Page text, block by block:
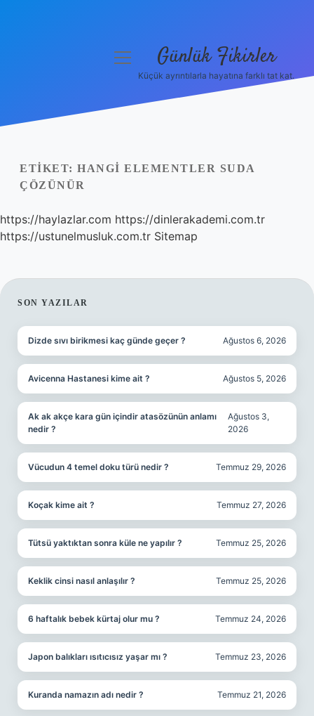
Yasal Uyarı
menüyü Günlük Fikirler
Küçük ayrıntılarla hayatına farklı tat kat.
ETIKET: HANGI ELEMENTLER SUDA
ÇÖZÜNÜR
https://haylazlar.com https://dinlerakademi.com.tr
https://ustunelmusluk.com.tr Sitemap
SIDEBAR
SON YAZILAR
Dizde sıvı birikmesi kaç günde geçer ? Ağustos 6, 2026
Avicenna Hastanesi kime ait ? Ağustos 5, 2026
Ak ak akçe kara gün içindir atasözünün anlamı
nedir ?
Ağustos 3,
2026
Vücudun 4 temel doku türü nedir ? Temmuz 29, 2026
Koçak kime ait ? Temmuz 27, 2026
Tütsü yaktıktan sonra küle ne yapılır ? Temmuz 25, 2026
Keklik cinsi nasıl anlaşılır ? Temmuz 25, 2026
6 haftalık bebek kürtaj olur mu ? Temmuz 24, 2026
Japon balıkları ısıtıcısız yaşar mı ? Temmuz 23, 2026
Kuranda namazın adı nedir ? Temmuz 21, 2026